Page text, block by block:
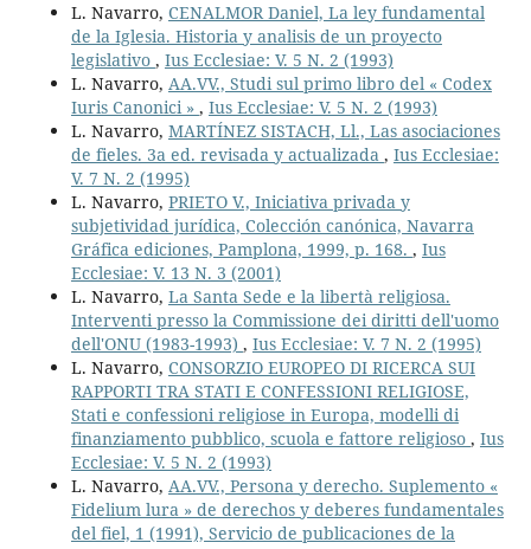
L. Navarro, CENALMOR Daniel, La ley fundamental
de la Iglesia. Historia y analisis de un proyecto
legislativo , Ius Ecclesiae: V. 5 N. 2 (1993)
L. Navarro, AA.VV., Studi sul primo libro del « Codex
Iuris Canonici » , Ius Ecclesiae: V. 5 N. 2 (1993)
L. Navarro, MARTÍNEZ SISTACH, Ll., Las asociaciones
de fieles. 3a ed. revisada y actualizada , Ius Ecclesiae:
V. 7 N. 2 (1995)
L. Navarro, PRIETO V., Iniciativa privada y
subjetividad jurídica, Colección canónica, Navarra
Gráfica ediciones, Pamplona, 1999, p. 168. , Ius
Ecclesiae: V. 13 N. 3 (2001)
L. Navarro, La Santa Sede e la libertà religiosa.
Interventi presso la Commissione dei diritti dell'uomo
dell'ONU (1983-1993) , Ius Ecclesiae: V. 7 N. 2 (1995)
L. Navarro, CONSORZIO EUROPEO DI RICERCA SUI
RAPPORTI TRA STATI E CONFESSIONI RELIGIOSE,
Stati e confessioni religiose in Europa, modelli di
finanziamento pubblico, scuola e fattore religioso , Ius
Ecclesiae: V. 5 N. 2 (1993)
L. Navarro, AA.VV., Persona y derecho. Suplemento «
Fidelium lura » de derechos y deberes fundamentales
del fiel, 1 (1991), Servicio de publicaciones de la